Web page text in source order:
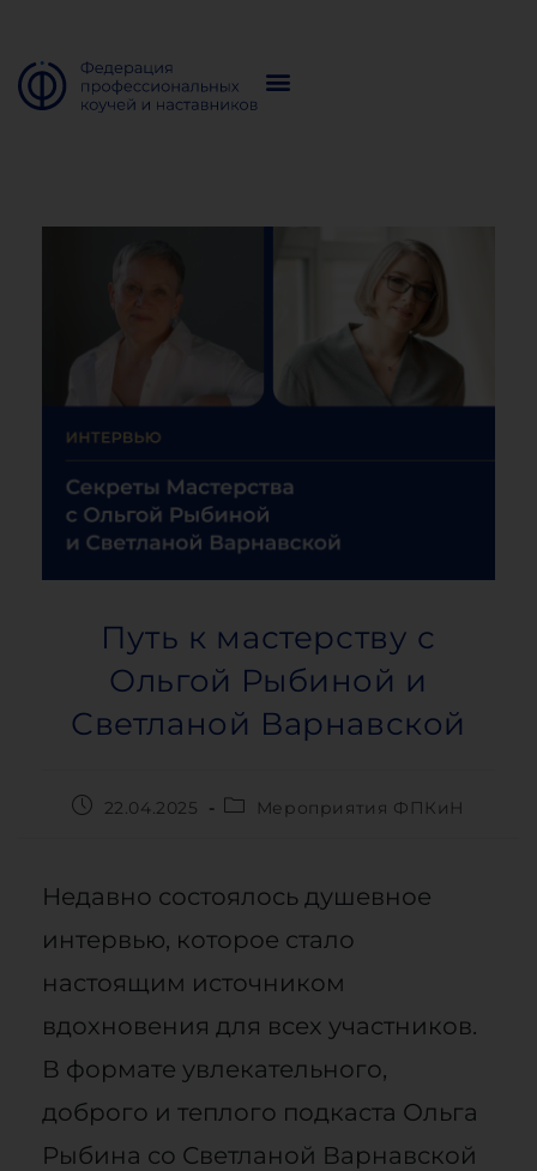
Путь к мастерству с
Ольгой Рыбиной и
Светланой Варнавской
22.04.2025 Мероприятия ФПКиН
Недавно состоялось душевное
интервью, которое стало
настоящим источником
вдохновения для всех участников.
В формате увлекательного,
доброго и теплого подкаста Ольга
Рыбина со Светланой Варнавской